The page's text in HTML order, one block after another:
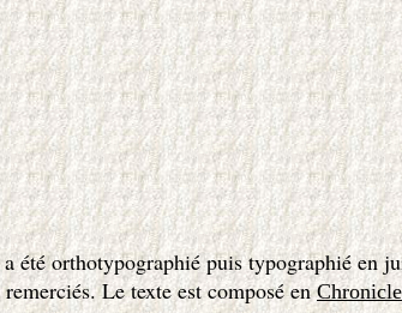
été orthotypographié puis typographié en
Le texte est composé enChronicle